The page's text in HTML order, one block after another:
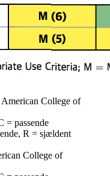
College of
= passende
R = sjældent
College of